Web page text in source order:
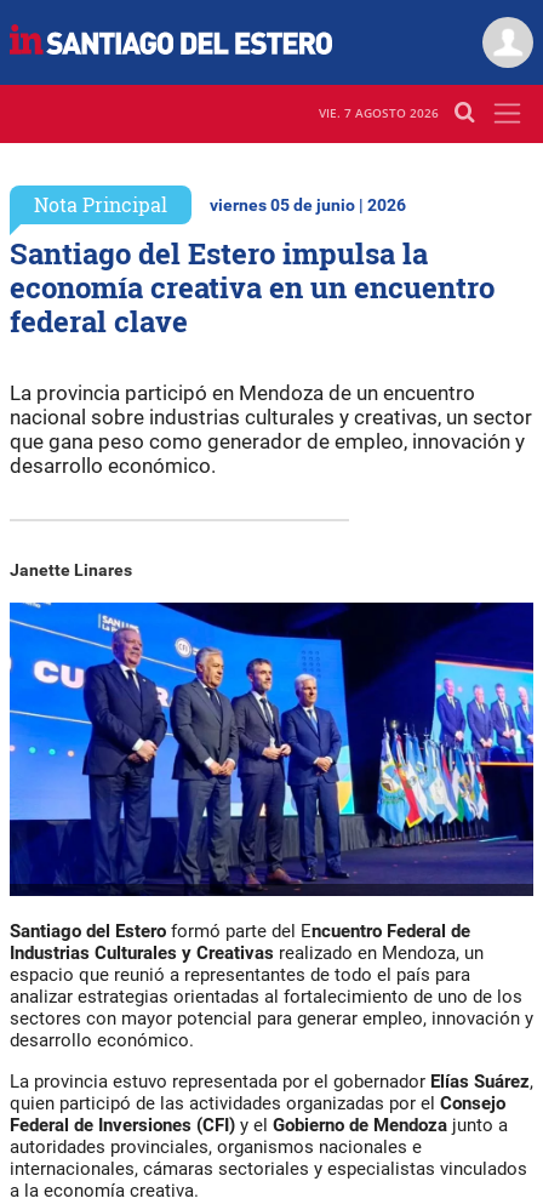
VIE. 7 AGOSTO 2026
Nota Principal viernes 05 de junio | 2026
Santiago del Estero impulsa la
economía creativa en un encuentro
federal clave
La provincia participó en Mendoza de un encuentro
nacional sobre industrias culturales y creativas, un sector
que gana peso como generador de empleo, innovación y
desarrollo económico.
Janette Linares
Santiago del Estero formó parte del Encuentro Federal de
Industrias Culturales y Creativas realizado en Mendoza, un
espacio que reunió a representantes de todo el país para
analizar estrategias orientadas al fortalecimiento de uno de los
sectores con mayor potencial para generar empleo, innovación y
desarrollo económico.
La provincia estuvo representada por el gobernador Elías Suárez,
quien participó de las actividades organizadas por el Consejo
Federal de Inversiones (CFI) y el Gobierno de Mendoza junto a
autoridades provinciales, organismos nacionales e
internacionales, cámaras sectoriales y especialistas vinculados
a la economía creativa.